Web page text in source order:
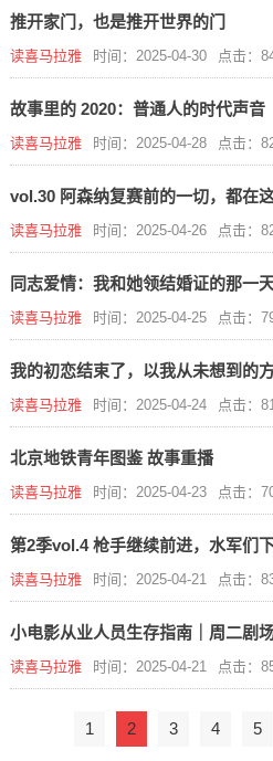
推开家门，也是推开世界的门
读喜马拉雅 时间：2025-04-30 点击：
故事里的 2020：普通人的时代声音
读喜马拉雅 时间：2025-04-28 点击：
vol.30 阿森纳复赛前的一切，都在
读喜马拉雅 时间：2025-04-26 点击：
同志爱情：我和她领结婚证的那一
读喜马拉雅 时间：2025-04-25 点击：
我的初恋结束了，以我从未想到的
读喜马拉雅 时间：2025-04-24 点击：
北京地铁青年图鉴 故事重播
读喜马拉雅 时间：2025-04-23 点击：
第2季vol.4 枪手继续前进，水军们
读喜马拉雅 时间：2025-04-21 点击：
小电影从业人员生存指南｜周二剧
读喜马拉雅 时间：2025-04-21 点击：
1 2 3 4 5